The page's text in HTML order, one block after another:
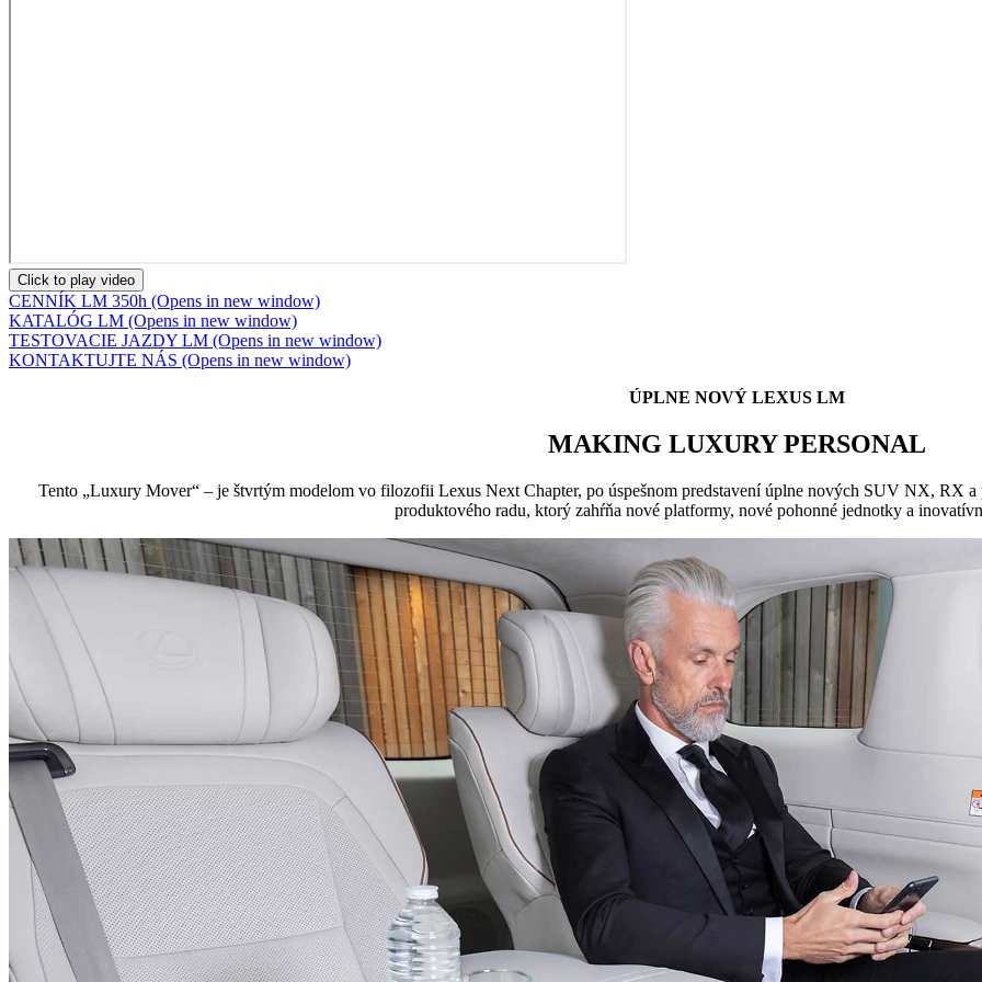
Click to play video
CENNÍK LM 350h (Opens in new window)
KATALÓG LM (Opens in new window)
TESTOVACIE JAZDY LM (Opens in new window)
KONTAKTUJTE NÁS (Opens in new window)
ÚPLNE NOVÝ LEXUS LM
MAKING LUXURY PERSONAL
Tento „Luxury Mover“ – je štvrtým modelom vo filozofii Lexus Next Chapter, po úspešnom predstavení úplne nových SUV NX, RX
produktového radu, ktorý zahŕňa nové platformy, nové pohonné jednotky a